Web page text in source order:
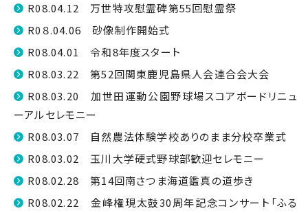
R08.04.12 万世特攻慰霊碑第55回慰霊祭
R0８.04.06 砂像制作開始式
R08.04.01 令和8年度スタート
R08.03.22 第52回関東鹿児島県人会連合会大会
R08.03.20 加世田運動公園野球場スコアボードリニュ
ーアルセレモニー
R08.03.07 自然農法体験学校ありのまま分校卒業式
R08.03.02 玉川大学硬式野球部歓迎セレモニー
R08.02.28 第14回南さつま海道鑑真の道歩き
R08.02.22 金峰権現太鼓30周年記念コンサート「ふる